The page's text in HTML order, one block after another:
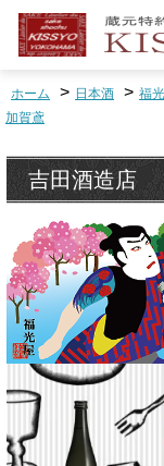
ホーム > 日本酒 > 福
加賀鳶
吉田酒造店